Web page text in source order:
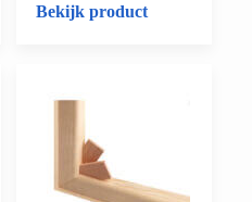
Bekijk product